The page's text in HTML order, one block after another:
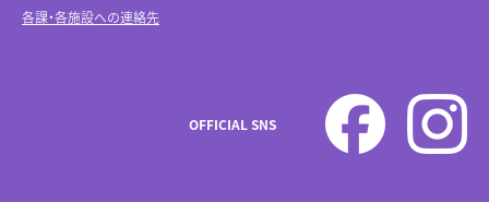
各課・各施設への連絡先
OFFICIAL SNS